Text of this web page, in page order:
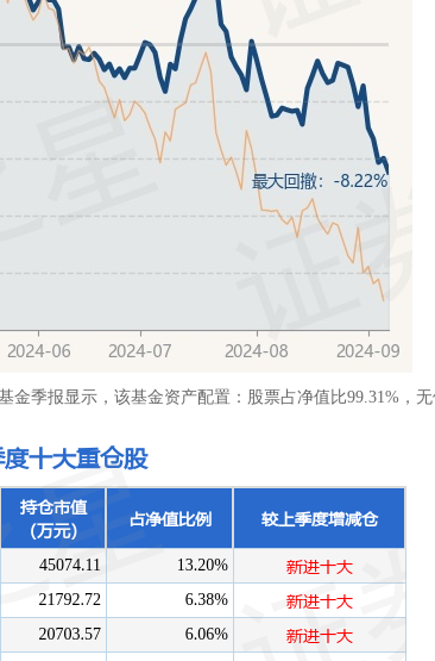
金季报显示，该基金资产配置：股票占净值比99.31%，